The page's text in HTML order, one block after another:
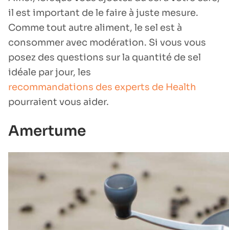
il est important de le faire à juste mesure.
Comme tout autre aliment, le sel est à
consommer avec modération. Si vous vous
posez des questions sur la quantité de sel
idéale par jour, les
recommandations des experts de Health
pourraient vous aider.
Amertume